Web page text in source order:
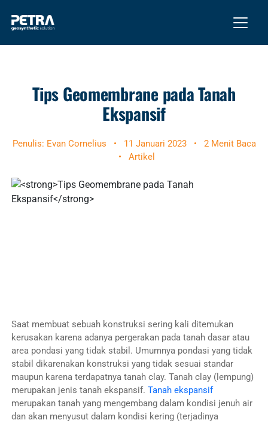
Tips Geomembrane pada Tanah
Ekspansif
Penulis: Evan Cornelius • 11 Januari 2023 •
2 Menit Baca
•
Artikel
Saat membuat sebuah konstruksi sering kali ditemukan
kerusakan karena adanya pergerakan pada tanah dasar atau
area pondasi yang tidak stabil. Umumnya pondasi yang tidak
stabil dikarenakan konstruksi yang tidak sesuai standar
maupun karena terdapatnya tanah clay. Tanah clay (lempung)
merupakan jenis tanah ekspansif. Tanah ekspansif
merupakan tanah yang mengembang dalam kondisi jenuh air
dan akan menyusut dalam kondisi kering (terjadinya